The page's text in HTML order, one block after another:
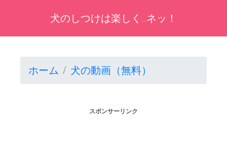
犬のしつけは楽しく..ネッ！
ホーム 犬の動画（無料）
スポンサーリンク